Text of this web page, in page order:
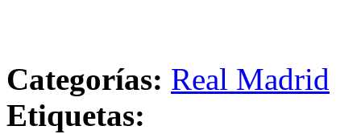
Categorías: Real Madrid
Etiquetas: